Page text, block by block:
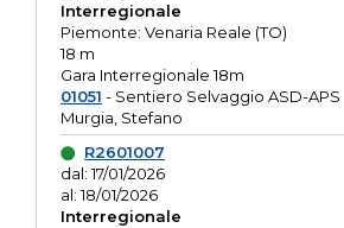
Interregionale
Piemonte: Venaria Reale (TO)
18 m
Gara Interregionale 18m
01051 - Sentiero Selvaggio ASD-APS
Murgia, Stefano
R2601007
dal: 17/01/2026
al: 18/01/2026
Interregionale